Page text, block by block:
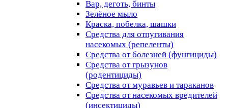
Вар, деготь, бинты
Зелёное мыло
Краска, побелка, шашки
Средства для отпугивания
насекомых (репеленты)
Средства от болезней (фунгициды)
Средства от грызунов
(родентициды)
Средства от муравьев и тараканов
Средства от насекомых вредителей
(инсектициды)